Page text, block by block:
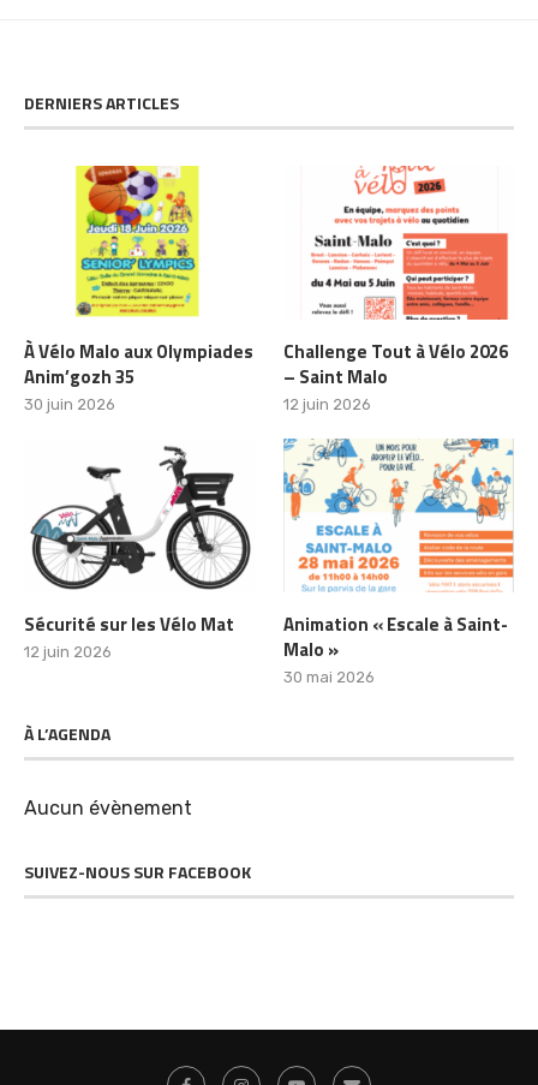
DERNIERS ARTICLES
À Vélo Malo aux Olympiades
Anim’gozh 35
30 juin 2026
Challenge Tout à Vélo 2026
– Saint Malo
12 juin 2026
Sécurité sur les Vélo Mat
12 juin 2026
Animation « Escale à Saint-
Malo »
30 mai 2026
À L’AGENDA
Aucun évènement
SUIVEZ-NOUS SUR FACEBOOK